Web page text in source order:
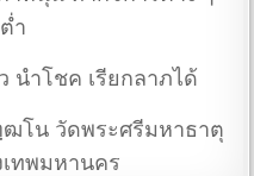
ำ
นำโชค เรียกลาภได้
โน วัดพระศรีมหาธาตุ
เทพมหานคร